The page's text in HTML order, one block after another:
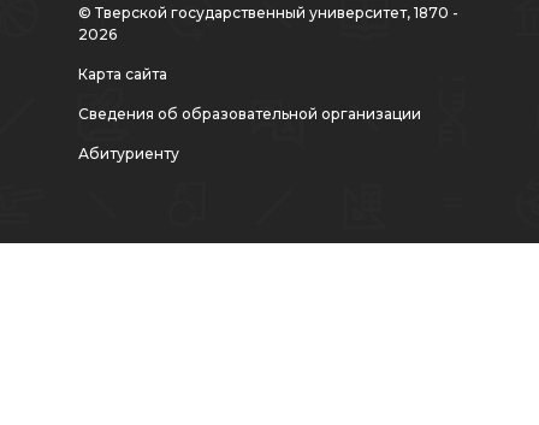
© Тверской государственный университет, 1870 -
2026
Карта сайта
Сведения об образовательной организации
Абитуриенту